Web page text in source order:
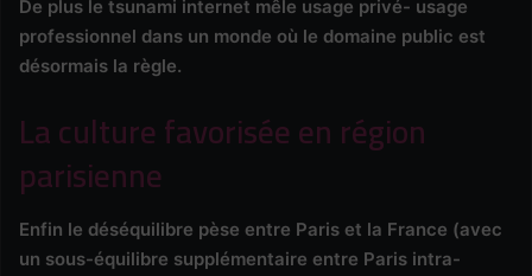
De plus le tsunami internet mêle usage privé- usage
professionnel dans un monde où le domaine public est
désormais la règle.
La culture favorisée en région
parisienne
Enfin le déséquilibre pèse entre Paris et la France (avec
un sous-équilibre supplémentaire entre Paris intra-